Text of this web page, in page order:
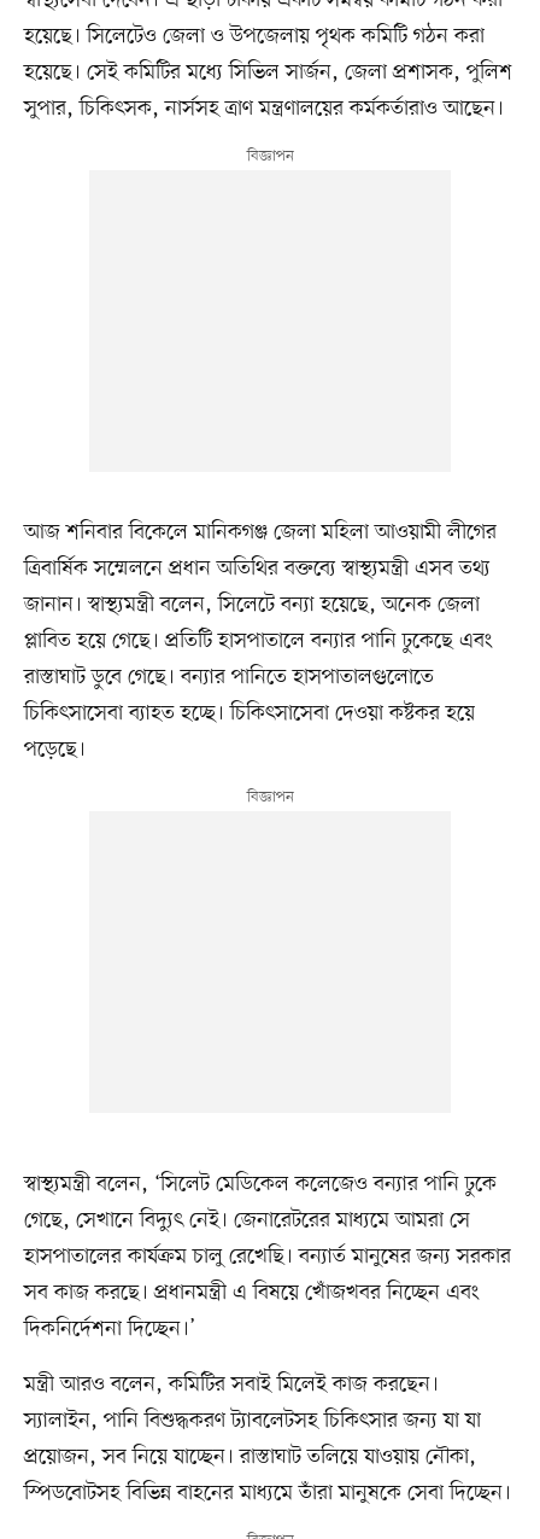
হয়েছে। সিলেটেও জেলা ও উপজেলায় পৃথক কমিটি গঠন করা
হয়েছে। সেই কমিটির মধ্যে সিভিল সার্জন, জেলা প্রশাসক, পুলিশ
সুপার, চিকিৎসক, নার্সসহ ত্রাণ মন্ত্রণালয়ের কর্মকর্তারাও আছেন।
আজ শনিবার বিকেলে মানিকগঞ্জ জেলা মহিলা আওয়ামী লীগের
ত্রিবার্ষিক সম্মেলনে প্রধান অতিথির বক্তব্যে স্বাস্থ্যমন্ত্রী এসব তথ্য
জানান। স্বাস্থ্যমন্ত্রী বলেন, সিলেটে বন্যা হয়েছে, অনেক জেলা
প্লাবিত হয়ে গেছে। প্রতিটি হাসপাতালে বন্যার পানি ঢুকেছে এবং
রাস্তাঘাট ডুবে গেছে। বন্যার পানিতে হাসপাতালগুলোতে
চিকিৎসাসেবা ব্যাহত হচ্ছে। চিকিৎসাসেবা দেওয়া কষ্টকর হয়ে
পড়েছে।
স্বাস্থ্যমন্ত্রী বলেন, ‘সিলেট মেডিকেল কলেজেও বন্যার পানি ঢুকে
গেছে, সেখানে বিদ্যুৎ নেই। জেনারেটরের মাধ্যমে আমরা সে
হাসপাতালের কার্যক্রম চালু রেখেছি। বন্যার্ত মানুষের জন্য সরকার
সব কাজ করছে। প্রধানমন্ত্রী এ বিষয়ে খোঁজখবর নিচ্ছেন এবং
দিকনির্দেশনা দিচ্ছেন।’
মন্ত্রী আরও বলেন, কমিটির সবাই মিলেই কাজ করছেন।
স্যালাইন, পানি বিশুদ্ধকরণ ট্যাবলেটসহ চিকিৎসার জন্য যা যা
প্রয়োজন, সব নিয়ে যাচ্ছেন। রাস্তাঘাট তলিয়ে যাওয়ায় নৌকা,
স্পিডবোটসহ বিভিন্ন বাহনের মাধ্যমে তাঁরা মানুষকে সেবা দিচ্ছেন।